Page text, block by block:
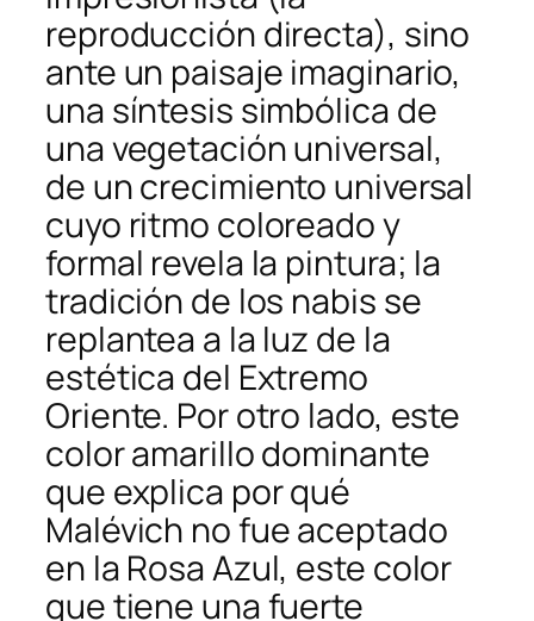
reproducción directa), sino
ante un paisaje imaginario,
una síntesis simbólica de
una vegetación universal,
de un crecimiento universal
cuyo ritmo coloreado y
formal revela la pintura; la
tradición de los nabis se
replantea a la luz de la
estética del Extremo
Oriente. Por otro lado, este
color amarillo dominante
que explica por qué
Malévich no fue aceptado
en la Rosa Azul, este color
que tiene una fuerte